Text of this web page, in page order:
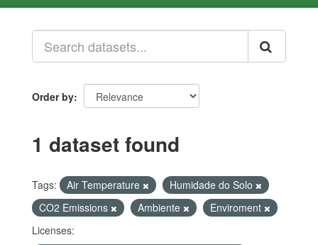
Order by
1 dataset found
Tags: Air Temperature
Humidade do Solo
CO2 Emissions
Ambiente
Enviroment
Licenses: